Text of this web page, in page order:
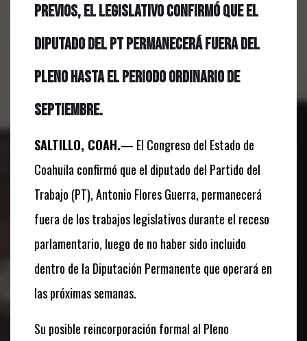
previos, el Legislativo confirmó que el
diputado del PT permanecerá fuera del
Pleno hasta el periodo ordinario de
septiembre.
SALTILLO, COAH.— El Congreso del Estado de
Coahuila confirmó que el diputado del Partido del
Trabajo (PT), Antonio Flores Guerra, permanecerá
fuera de los trabajos legislativos durante el receso
parlamentario, luego de no haber sido incluido
dentro de la Diputación Permanente que operará en
las próximas semanas.
Su posible reincorporación formal al Pleno